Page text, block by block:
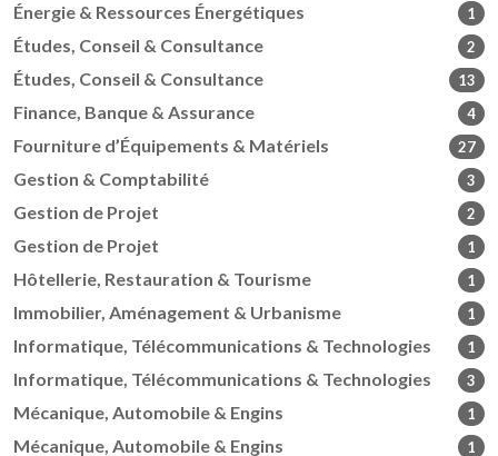
Énergie & Ressources Énergétiques 1
Études, Conseil & Consultance 2
Études, Conseil & Consultance 13
Finance, Banque & Assurance 4
Fourniture d’Équipements & Matériels 27
Gestion & Comptabilité 3
Gestion de Projet 2
Gestion de Projet 1
Hôtellerie, Restauration & Tourisme 1
Immobilier, Aménagement & Urbanisme 1
Informatique, Télécommunications & Technologies 1
Informatique, Télécommunications & Technologies 3
Mécanique, Automobile & Engins 1
Mécanique, Automobile & Engins 1